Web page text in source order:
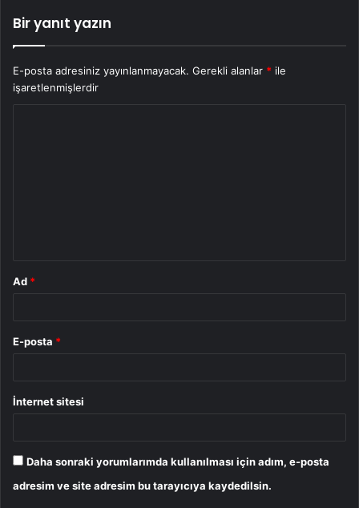
Bir yanıt yazın
E-posta adresiniz yayınlanmayacak. Gerekli alanlar * ile
işaretlenmişlerdir
Ad *
E-posta *
İnternet sitesi
Daha sonraki yorumlarımda kullanılması için adım, e-posta
adresim ve site adresim bu tarayıcıya kaydedilsin.